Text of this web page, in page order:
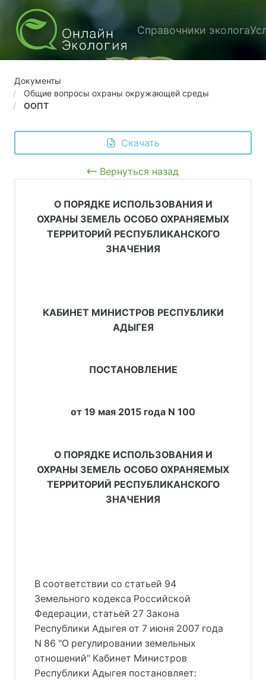
Справочники эколога
Документы
Общие вопросы охраны окружающей среды
ООПТ
Скачать
Вернуться назад
О ПОРЯДКЕ ИСПОЛЬЗОВАНИЯ И
ОХРАНЫ ЗЕМЕЛЬ ОСОБО ОХРАНЯЕМЫХ
ТЕРРИТОРИЙ РЕСПУБЛИКАНСКОГО
ЗНАЧЕНИЯ
КАБИНЕТ МИНИСТРОВ РЕСПУБЛИКИ
АДЫГЕЯ
ПОСТАНОВЛЕНИЕ
от 19 мая 2015 года N 100
О ПОРЯДКЕ ИСПОЛЬЗОВАНИЯ И
ОХРАНЫ ЗЕМЕЛЬ ОСОБО ОХРАНЯЕМЫХ
ТЕРРИТОРИЙ РЕСПУБЛИКАНСКОГО
ЗНАЧЕНИЯ
В соответствии со статьей 94
Земельного кодекса Российской
Федерации, статьей 27 Закона
Республики Адыгея от 7 июня 2007 года
N 86 "О регулировании земельных
отношений" Кабинет Министров
Республики Адыгея постановляет: